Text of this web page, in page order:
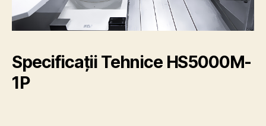
Specificații Tehnice HS5000M-
1P